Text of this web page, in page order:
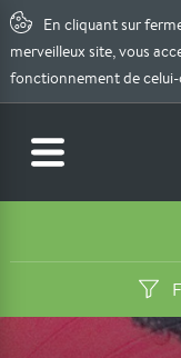
En cliquant sur
merveilleux site, vous
fonctionnement de